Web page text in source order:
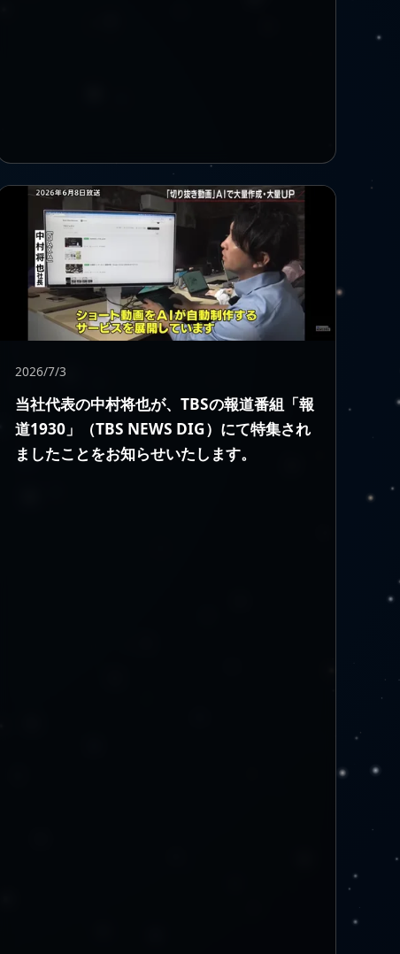
2026/7/3
当社代表の中村将也が、TBSの報道番組「報
道1930」（TBS NEWS DIG）にて特集され
ましたことをお知らせいたします。